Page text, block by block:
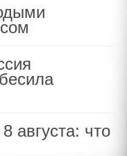
августа: что